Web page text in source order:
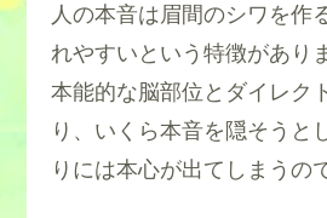
人の本音は眉間のシワを作
れやすいという特徴があり
本能的な脳部位とダイレク
り、いくら本音を隠そうと
りには本心が出てしまうの